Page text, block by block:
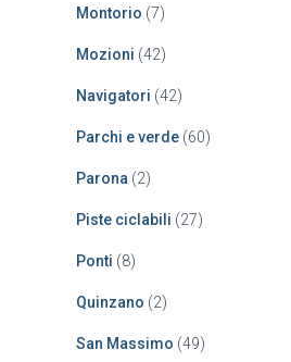
Montorio (7)
Mozioni (42)
Navigatori (42)
Parchi e verde (60)
Parona (2)
Piste ciclabili (27)
Ponti (8)
Quinzano (2)
San Massimo (49)